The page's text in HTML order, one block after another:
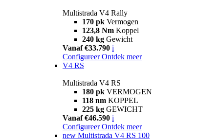
Multistrada V4 Rally
170 pk Vermogen
123,8 Nm Koppel
240 kg Gewicht
Vanaf €33.790 i
Configureer Ontdek meer
V4 RS
Multistrada V4 RS
180 pk VERMOGEN
118 nm KOPPEL
225 kg GEWICHT
Vanaf €46.590 i
Configureer Ontdek meer
new Multistrada V4 RS 100